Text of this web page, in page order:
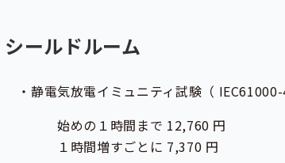
シールドルーム
・静電気放電イミュニティ試験（ IEC61000-
始めの１時間まで 12,760 円
１時間増すごとに 7,370 円